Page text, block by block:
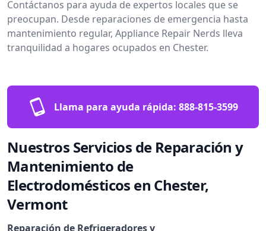
Contáctanos para ayuda de expertos locales que se
preocupan. Desde reparaciones de emergencia hasta
mantenimiento regular, Appliance Repair Nerds lleva
tranquilidad a hogares ocupados en Chester.
Llama para ayuda rápida: 888-815-3599
Nuestros Servicios de Reparación y
Mantenimiento de
Electrodomésticos en Chester,
Vermont
Reparación de Refrigeradores y